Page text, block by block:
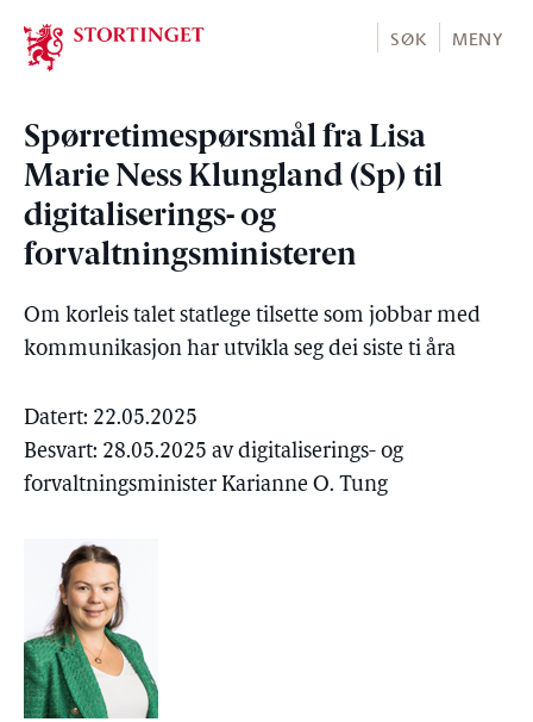
Stortinget.no
SØK MENY
Spørretimespørsmål fra Lisa
Marie Ness Klungland (Sp) til
digitaliserings- og
forvaltningsministeren
Om korleis talet statlege tilsette som jobbar med
kommunikasjon har utvikla seg dei siste ti åra
Datert: 22.05.2025
Besvart: 28.05.2025 av digitaliserings- og
forvaltningsminister Karianne O. Tung